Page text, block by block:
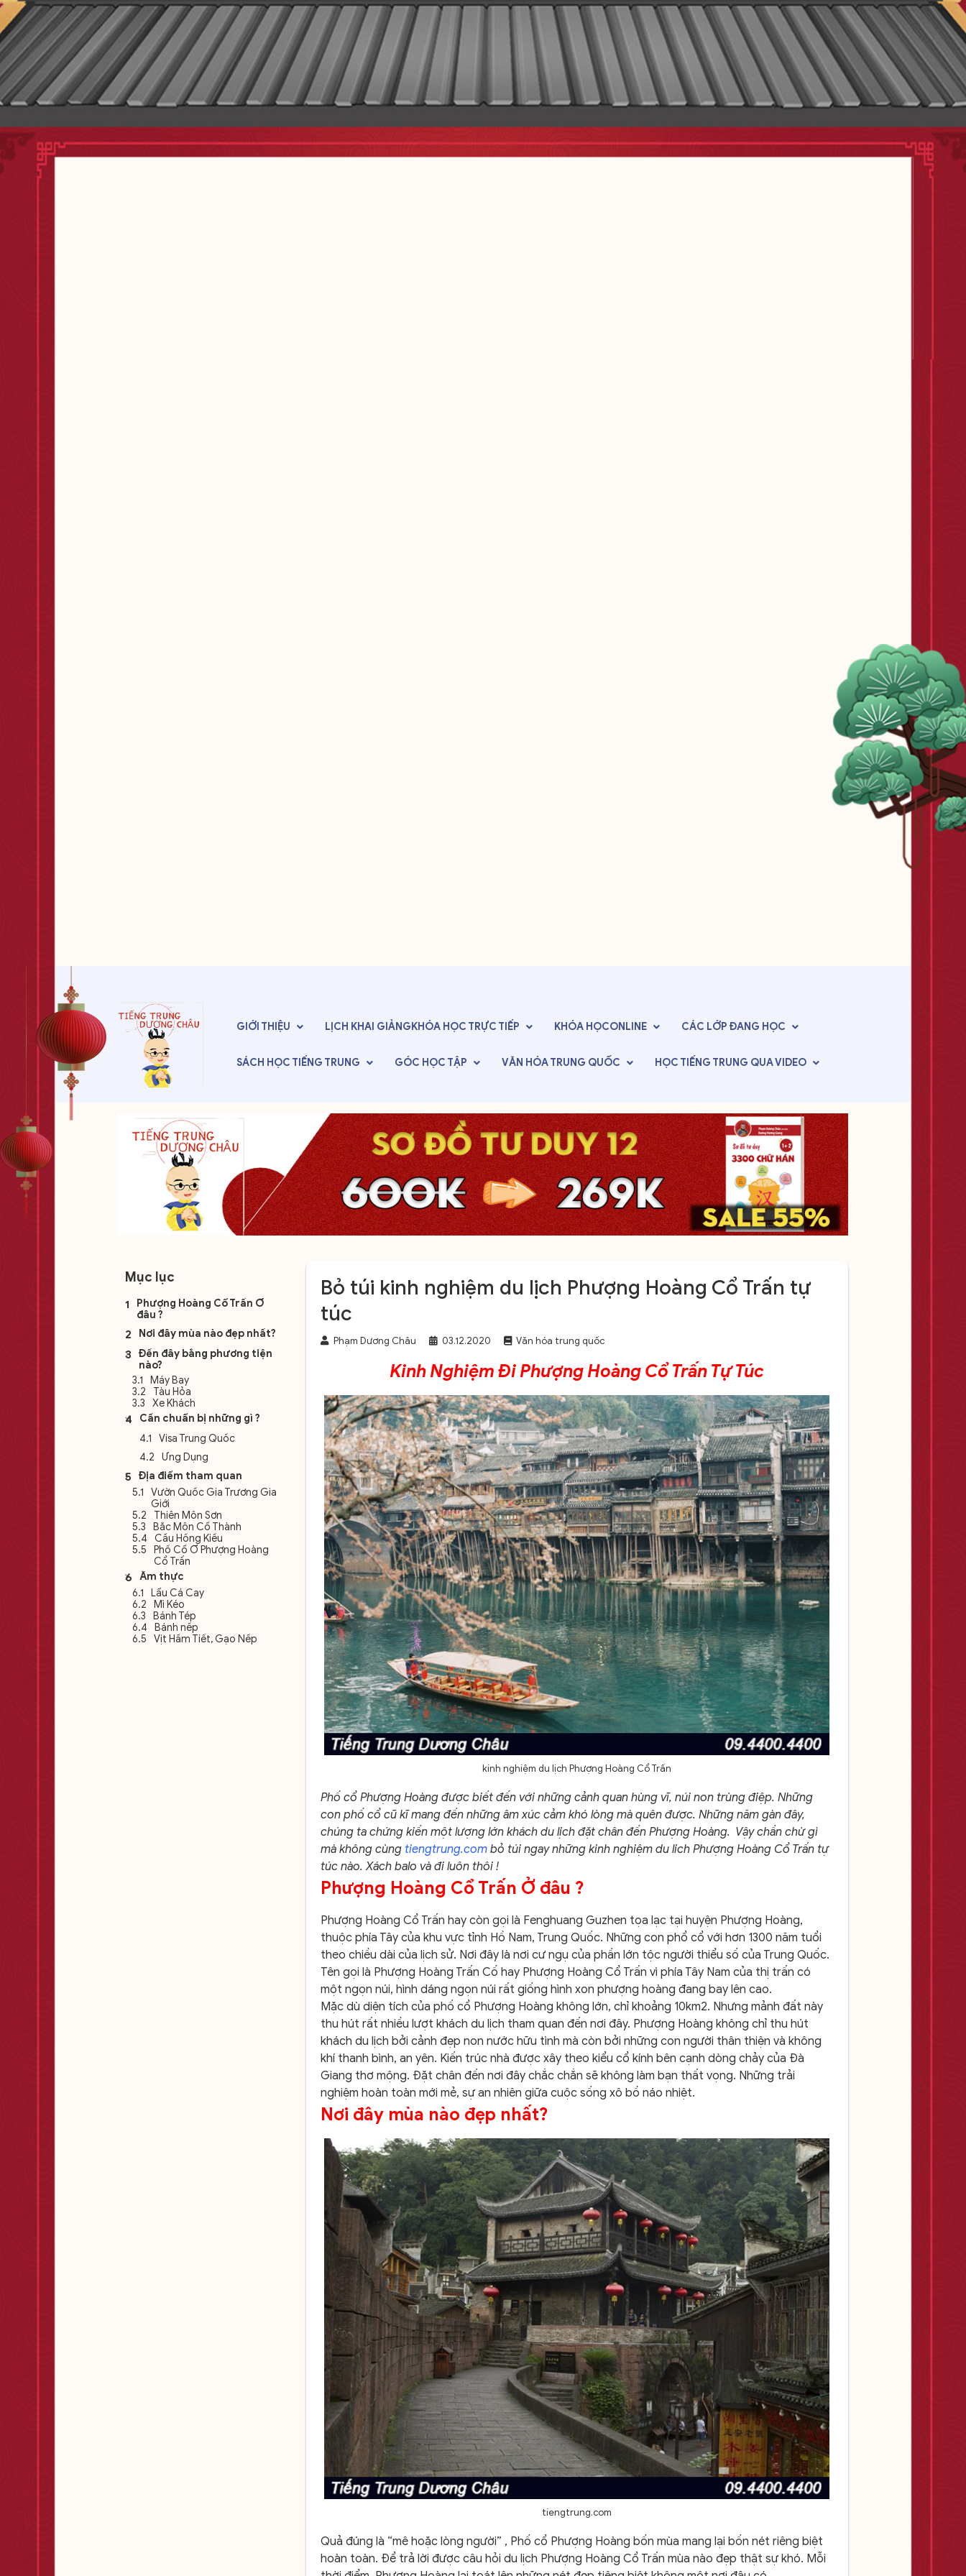
GIỚI THIỆU LỊCH KHAI GIẢNGKHÓA HỌC TRỰC TIẾP KHÓA HỌCONLINE CÁC LỚPĐANG HỌC
SÁCH HỌC TIẾNG TRUNG GÓC HỌC TẬP VĂN HÓATRUNG QUỐC HỌC TIẾNG TRUNG QUA VIDEO
Mục lục
Phượng Hoàng Cổ Trấn Ở
đâu ?
Nơi đây mùa nào đẹp nhất?
Đến đây bằng phương tiện
nào?
Máy Bay
Tàu Hỏa
Xe Khách
Cần chuẩn bị những gì ?
Visa Trung Quốc
Ứng Dụng
Địa điểm tham quan
Vườn Quốc Gia Trương Gia
Giới
Thiên Môn Sơn
Bắc Môn Cổ Thành
Cầu Hồng Kiều
Phố Cổ Ở Phượng Hoàng
Cổ Trấn
Ẩm thực
Lẩu Cá Cay
Mì Kéo
Bánh Tép
Bánh nếp
Vịt Hầm Tiết, Gạo Nếp
Bỏ túi kinh nghiệm du lịch Phượng Hoàng Cổ Trấn tự
túc
Phạm Dương Châu 03.12.2020 Văn hóa trung quốc
Kinh Nghiệm Đi Phượng Hoàng Cổ Trấn Tự Túc
kinh nghiệm du lịch Phượng Hoàng Cổ Trấn
Phố cổ Phượng Hoàng được biết đến với những cảnh quan hùng vĩ, núi non trùng điệp. Những
con phố cổ cũ kĩ mang đến những âm xúc cảm khó lòng mà quên được. Những năm gàn đây,
chúng ta chứng kiến một lượng lớn khách du lịch đặt chân đến Phượng Hoàng. Vậy chần chừ gì
mà không cùng tiengtrung.combỏ túi ngay những kinh nghiệm du lich Phượng Hoàng Cổ Trấn tự
túc nào. Xách balo và đi luôn thôi !
Phượng Hoàng Cổ Trấn Ở đâu ?
Phượng Hoàng Cổ Trấn hay còn gọi là Fenghuang Guzhen tọa lạc tại huyện Phượng Hoàng,
thuộc phía Tây của khu vực tỉnh Hồ Nam, Trung Quốc. Những con phổ cổ với hơn 1300 năm tuổi
theo chiều dài của lịch sử. Nơi đây là nơi cư ngụ của phần lớn tộc người thiểu số của Trung Quốc.
Tên gọi là Phượng Hoàng Trấn Cố hay Phượng Hoàng Cổ Trấn vì phía Tây Nam của thị trấn có
một ngọn núi, hình dáng ngọn núi rất giống hình xon phượng hoàng đang bay lên cao.
Mặc dù diện tích của phố cổ Phượng Hoàng không lớn, chỉ khoảng 10km2. Nhưng mảnh đất này
thu hút rất nhiều lượt khách du lịch tham quan đến nơi đây. Phượng Hoàng không chỉ thu hút
khách du lịch bởi cảnh đẹp non nước hữu tình mà còn bởi những con người thân thiện và không
khí thanh bình, an yên. Kiến trúc nhà được xây theo kiểu cổ kính bên cạnh dòng chảy của Đà
Giang thơ mộng. Đặt chân đến nơi đây chắc chắn sẽ không làm bạn thất vọng. Những trải
nghiệm hoàn toàn mới mẻ, sự an nhiên giữa cuộc sống xô bồ náo nhiệt.
Nơi đây mùa nào đẹp nhất?
tiengtrung.com
Quả đúng là “mê hoặc lòng người” , Phố cổ Phượng Hoàng bốn mùa mang lại bốn nét riêng biệt
hoàn toàn. Để trả lời được câu hỏi du lịch Phượng Hoàng Cổ Trấn mùa nào đẹp thật sự khó. Mỗi